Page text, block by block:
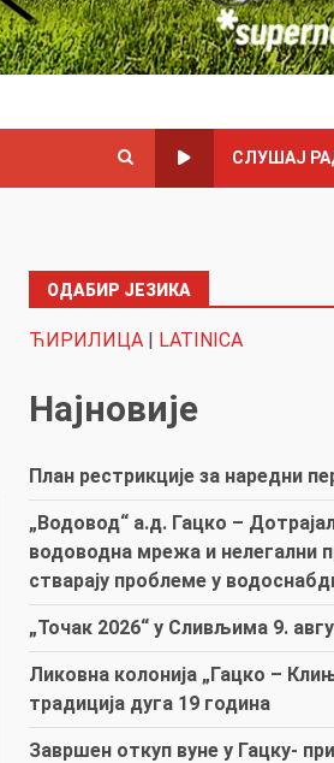
СЛУШАЈ
ОДАБИР ЈЕЗИКА
ЋИРИЛИЦА | LATINICA
Најновије
План рестрикције за наредни
„Водовод“ а.д. Гацко –
водоводна мрежа и нелегални
стварају проблеме у
„Точак 2026“ у Сливљима 9.
Ликовна колонија „Гацко –
традиција дуга 19 година
Завршен откуп вуне у Гацку-